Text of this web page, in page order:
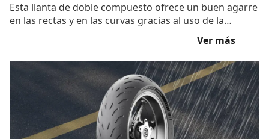
Esta llanta de doble compuesto ofrece un buen agarre
en las rectas y en las curvas gracias al uso de la
tecnología MICHELIN 2CT + en la parte trasera y de la
tecnología MICHELIN 2CT en la parte delantera. Una
relación del 11% y la tecnología MICHELIN Silica en la
llanta trasera garantizan el máximo disfrute en
carreteras secas y una mayor seguridad en carreteras
Ver más